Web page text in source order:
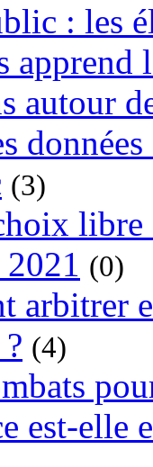
: les
apprend
autour
(3)
(0)
arbitrer
(4)
est-elle